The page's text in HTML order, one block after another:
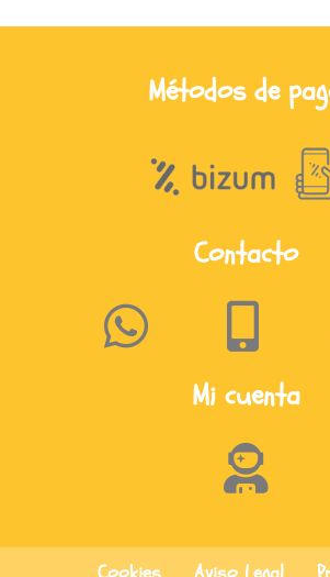
Métodos de
Contacto
Mi cuenta